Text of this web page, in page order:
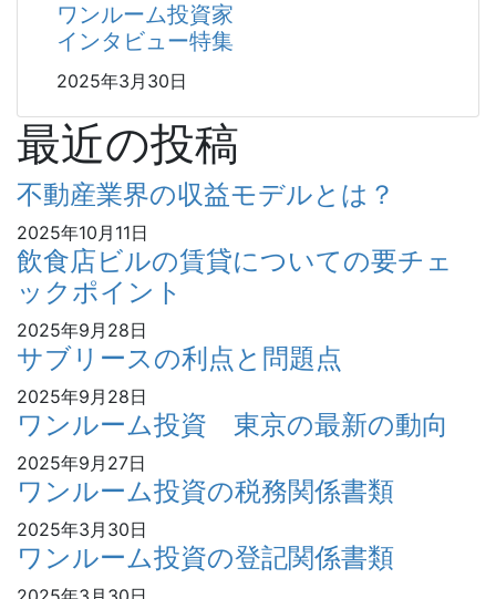
ワンルーム投資家
インタビュー特集
2025年3月30日
最近の投稿
不動産業界の収益モデルとは？
2025年10月11日
飲食店ビルの賃貸についての要チェ
ックポイント
2025年9月28日
サブリースの利点と問題点
2025年9月28日
ワンルーム投資 東京の最新の動向
2025年9月27日
ワンルーム投資の税務関係書類
2025年3月30日
ワンルーム投資の登記関係書類